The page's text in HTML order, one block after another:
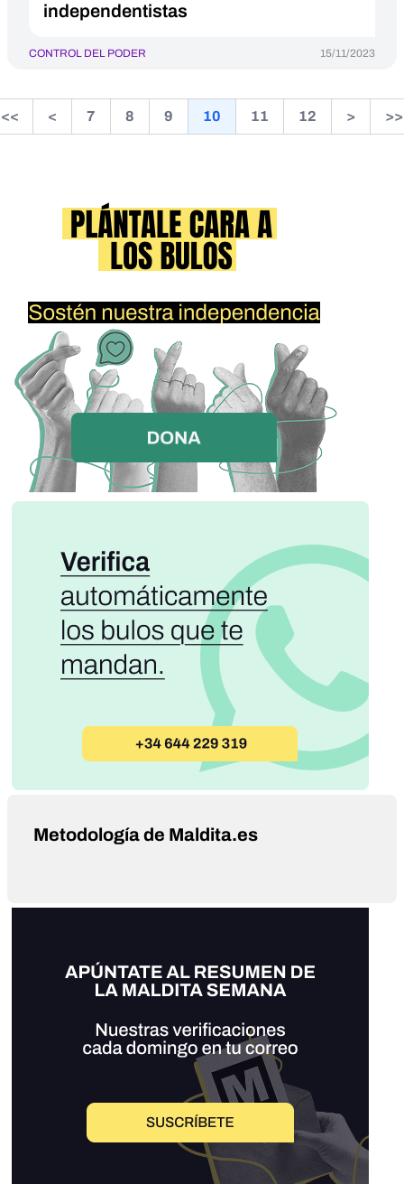
independentistas
CONTROL DEL PODER 15/11/2023
<< < 7 8 9 10 11 12 > >>
Metodología de Maldita.es